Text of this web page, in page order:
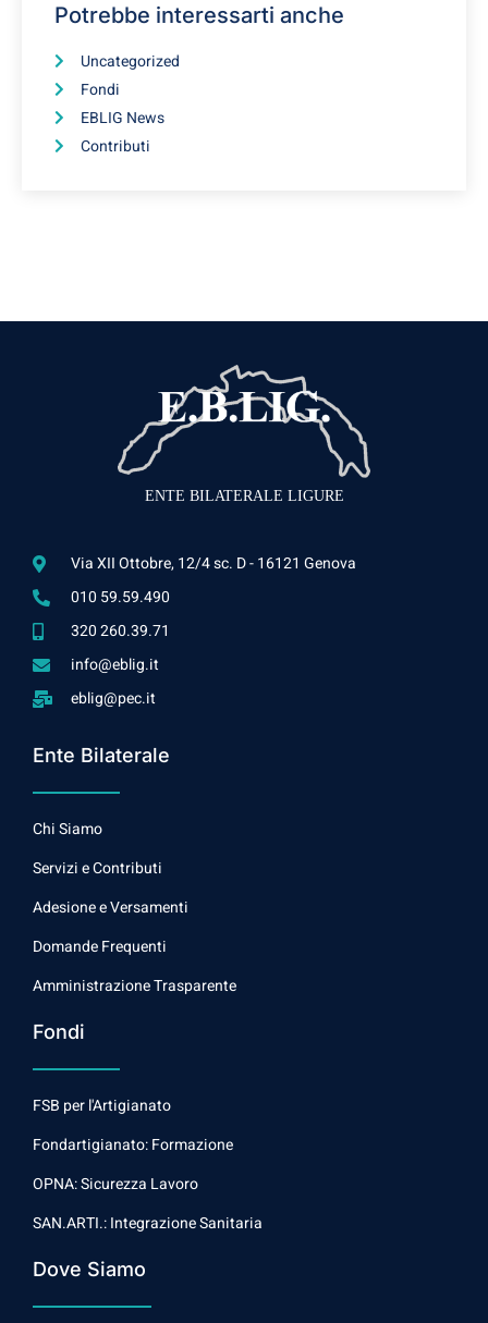
Potrebbe interessarti anche
Uncategorized
Fondi
EBLIG News
Contributi
ENTE BILATERALE LIGURE
Via XII Ottobre, 12/4 sc. D - 16121 Genova
010 59.59.490
320 260.39.71
info@eblig.it
eblig@pec.it
Ente Bilaterale
Chi Siamo
Servizi e Contributi
Adesione e Versamenti
Domande Frequenti
Amministrazione Trasparente
Fondi
FSB per l'Artigianato
Fondartigianato: Formazione
OPNA: Sicurezza Lavoro
SAN.ARTI.: Integrazione Sanitaria
Dove Siamo